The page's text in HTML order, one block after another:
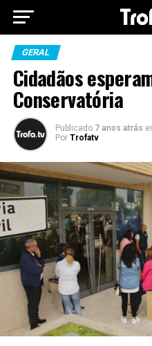
GERAL
Cidadãos
Conservatória
Publicado 7 anos atrás
Por Trofatv